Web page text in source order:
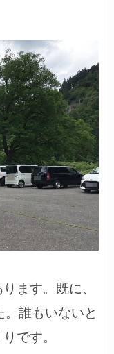
ます。既に、
誰もいないと
です。